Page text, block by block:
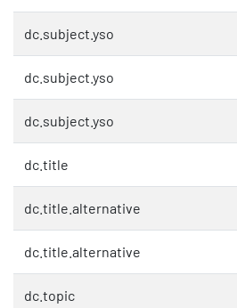
dc.subject.yso
dc.subject.yso
dc.subject.yso
dc.title
dc.title.alternative
dc.title.alternative
dc.topic